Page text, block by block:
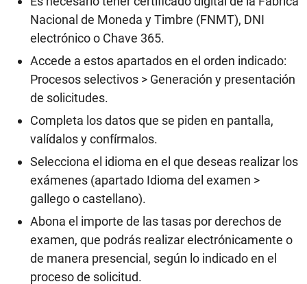
Nacional de Moneda y Timbre (FNMT), DNI
electrónico o Chave 365.
Accede a estos apartados en el orden indicado:
Procesos selectivos > Generación y presentación
de solicitudes.
Completa los datos que se piden en pantalla,
valídalos y confírmalos.
Selecciona el idioma en el que deseas realizar los
exámenes (apartado Idioma del examen >
gallego o castellano).
Abona el importe de las tasas por derechos de
examen, que podrás realizar electrónicamente o
de manera presencial, según lo indicado en el
proceso de solicitud.